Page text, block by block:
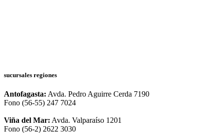
sucursales regiones
Antofagasta: Avda. Pedro Aguirre Cerda 7190
Fono (56-55) 247 7024
Viña del Mar: Avda. Valparaíso 1201
Fono (56-2) 2622 3030